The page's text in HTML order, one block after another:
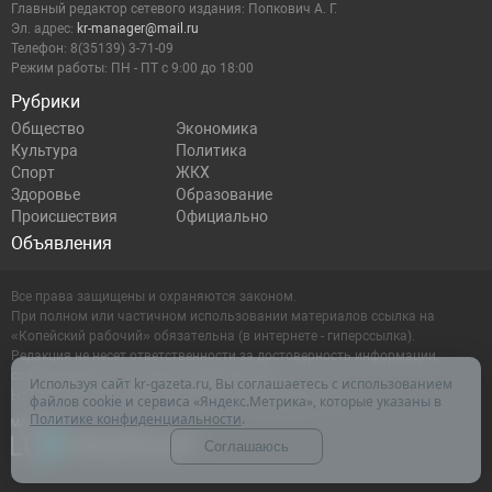
Рубрики
Общество
Экономика
Культура
Политика
Спорт
ЖКХ
Здоровье
Образование
Происшествия
Официально
Объявления
Главный редактор сетевого издания: Попкович А. Г.
Эл. адрес: kr-manager@mail.ru
Телефон: 8(35139) 3-71-09
Режим работы: ПН - ПТ с 9:00 до 18:00
Все права защищены и охраняются законом.
При полном или частичном использовании материалов ссылка на
«Копейский рабочий» обязательна (в интернете - гиперссылка).
Редакция не несет ответственности за достоверность информации,
содержащейся в рекламных объявлениях.
Настоящий ресурс может содержать материалы 16+
Используя сайт kr-gazeta.ru, Вы соглашаетесь с использованием
файлов cookie и сервиса «Яндекс.Метрика», которые указаны в
Политике конфиденциальности.
Соглашаюсь